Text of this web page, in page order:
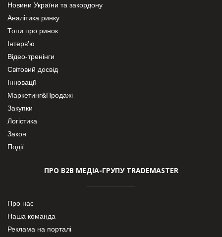
Новини України та закордону
Аналітика ринку
Топи про ринок
Інтерв’ю
Відео-тренінги
Світовий досвід
Інновації
Маркетинг&Продажі
Закупки
Логістика
Закон
Події
ПРО В2В МЕДІА-ГРУПУ TRADEMASTER
Про нас
Наша команда
Реклама на порталі